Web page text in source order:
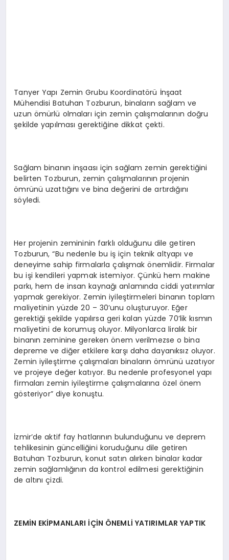
Tanyer Yapı Zemin Grubu Koordinatörü İnşaat
Mühendisi Batuhan Tozburun, binaların sağlam ve
uzun ömürlü olmaları için zemin çalışmalarının doğru
şekilde yapılması gerektiğine dikkat çekti.
Sağlam binanın inşaası için sağlam zemin gerektiğini
belirten Tozburun, zemin çalışmalarının projenin
ömrünü uzattığını ve bina değerini de artırdığını
söyledi.
Her projenin zemininin farklı olduğunu dile getiren
Tozburun, “Bu nedenle bu iş için teknik altyapı ve
deneyime sahip firmalarla çalışmak önemlidir. Firmalar
bu işi kendileri yapmak istemiyor. Çünkü hem makine
parkı, hem de insan kaynağı anlamında ciddi yatırımlar
yapmak gerekiyor. Zemin iyileştirmeleri binanın toplam
maliyetinin yüzde 20 – 30’unu oluşturuyor. Eğer
gerektiği şekilde yapılırsa geri kalan yüzde 70’lik kısmın
maliyetini de korumuş oluyor. Milyonlarca liralık bir
binanın zeminine gereken önem verilmezse o bina
depreme ve diğer etkilere karşı daha dayanıksız oluyor.
Zemin iyileştirme çalışmaları binaların ömrünü uzatıyor
ve projeye değer katıyor. Bu nedenle profesyonel yapı
firmaları zemin iyileştirme çalışmalarına özel önem
gösteriyor” diye konuştu.
İzmir’de aktif fay hatlarının bulunduğunu ve deprem
tehlikesinin güncelliğini koruduğunu dile getiren
Batuhan Tozburun, konut satın alırken binalar kadar
zemin sağlamlığının da kontrol edilmesi gerektiğinin
de altını çizdi.
ZEMİN EKİPMANLARI İÇİN ÖNEMLİ YATIRIMLAR YAPTIK